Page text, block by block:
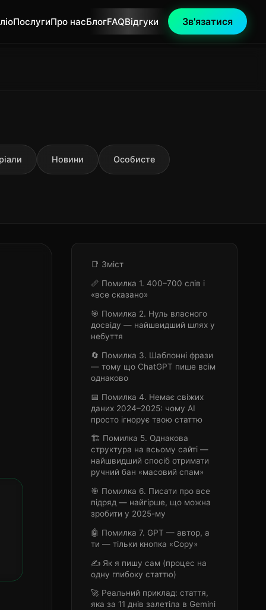
ПослугиПро насБлогFAQВідгуки Зв'язатися
Новини Особисте
📑 Зміст
📏 Помилка 1. 400–700 слів і
«все сказано»
🎯 Помилка 2. Нуль власного
досвіду — найшвидший шлях у
небуття
🔄 Помилка 3. Шаблонні фрази
— тому що ChatGPT пише всім
однаково
📅 Помилка 4. Немає свіжих
даних 2024–2025: чому AI
просто ігнорує твою статтю
🏗️ Помилка 5. Однакова
структура на всьому сайті —
найшвидший спосіб отримати
ручний бан «масовий спам»
🎯 Помилка 6. Писати про все
підряд — найгірше, що можна
зробити у 2025-му
🤖 Помилка 7. GPT — автор, а
ти — тільки кнопка «Copy»
✍️ Як я пишу сам (процес на
одну глибоку статтю)
🚀 Реальний приклад: стаття,
яка за 11 днів залетіла в Gemini